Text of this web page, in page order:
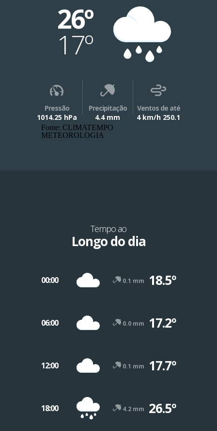
26º
17º
Pressão
1014.25 hPa
Precipitação
4.4 mm
Ventos de até
4 km/h 250.1
Fonte: CLIMATEMPO
METEOROLOGIA
Tempo ao
Longo do dia
00:00 0.1 mm 18.5º
06:00 0.0 mm 17.2º
12:00 0.1 mm 17.7º
18:00 4.2 mm 26.5º